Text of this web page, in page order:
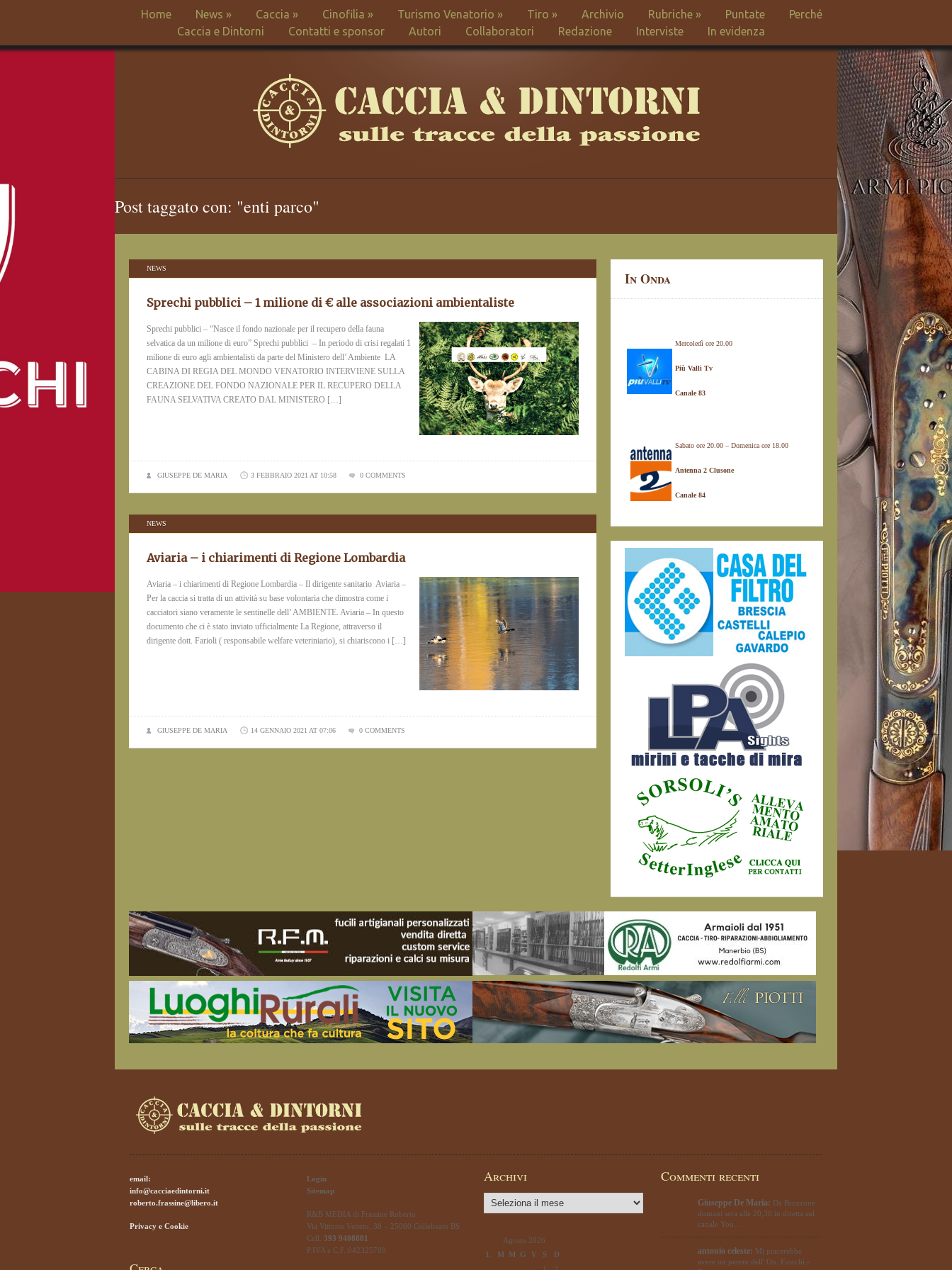
Home News » Caccia » Cinofilia » Turismo Venatorio » Tiro » Archivio Rubriche» Puntate
Perché
Caccia e Dintorni
Contatti e sponsor Autori Collaboratori Redazione Interviste In evidenza
Post taggato con: "enti parco"
NEWS
Sprechi pubblici – 1 milione di € alle associazioni ambientaliste
Sprechi pubblici – “Nasce il fondo nazionale per il recupero della fauna
selvatica da un milione di euro” Sprechi pubblici – In periodo di crisi regalati 1
milione di euro agli ambientalisti da parte del Ministero dell’ Ambiente LA
CABINA DI REGIA DEL MONDO VENATORIO INTERVIENE SULLA
CREAZIONE DEL FONDO NAZIONALE PER IL RECUPERO DELLA
FAUNA SELVATIVA CREATO DAL MINISTERO […]
GIUSEPPE DE MARIA 3 FEBBRAIO 2021 AT 10:58 0 COMMENTS
NEWS
Aviaria – i chiarimenti di Regione Lombardia
Aviaria – i chiarimenti di Regione Lombardia – Il dirigente sanitario Aviaria –
Per la caccia si tratta di un attività su base volontaria che dimostra come i
cacciatori siano veramente le sentinelle dell’ AMBIENTE. Aviaria – In questo
documento che ci è stato inviato ufficialmente La Regione, attraverso il
dirigente dott. Farioli ( responsabile welfare veteriniario), si chiariscono i […]
GIUSEPPE DE MARIA 14 GENNAIO 2021 AT 07:06 0 COMMENTS
In Onda
Mercoledì ore 20.00
Più Valli Tv
Canale 83
Sabato ore 20.00 – Domenica ore 18.00
Antenna 2 Clusone
Canale 84
email:
info@cacciaedintorni.it
roberto.frassine@libero.it
Privacy e Cookie
Login
Sitemap
R&B MEDIA di Frassine Roberto
Via Vittorio Veneto, 38 – 25060 Collebeato BS
Cell. 393 9408881
P.IVA e C.F. 042325709
Archivi
Archivi
Agosto 2026
L
M M G V S
D
Commenti recenti
Giuseppe De Maria: Da Bruzzone
domani sera alle 20,30 in diretta sul
canale You…
antonio celeste: Mi piacerebbe
avere un parere dell' On. Fiocchi -